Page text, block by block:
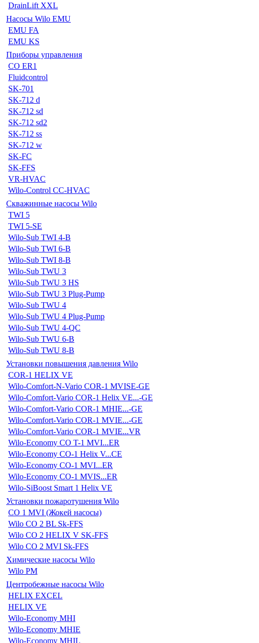
DrainLift XXL
Насосы Wilo EMU
EMU FA
EMU KS
Приборы управления
CO ER1
Fluidcontrol
SK-701
SK-712 d
SK-712 sd
SK-712 sd2
SK-712 ss
SK-712 w
SK-FC
SK-FFS
VR-HVAC
Wilo-Control CC-HVAC
Скважинные насосы Wilo
TWI 5
TWI 5-SE
Wilo-Sub TWI 4-B
Wilo-Sub TWI 6-B
Wilo-Sub TWI 8-B
Wilo-Sub TWU 3
Wilo-Sub TWU 3 HS
Wilo-Sub TWU 3 Plug-Pump
Wilo-Sub TWU 4
Wilo-Sub TWU 4 Plug-Pump
Wilo-Sub TWU 4-QC
Wilo-Sub TWU 6-B
Wilo-Sub TWU 8-B
Установки повышения давления Wilo
COR-1 HELIX VE
Wilo-Comfort-N-Vario COR-1 MVISE-GE
Wilo-Comfort-Vario COR-1 Helix VE...-GE
Wilo-Comfort-Vario COR-1 MHIE...-GE
Wilo-Comfort-Vario COR-1 MVIE...-GE
Wilo-Comfort-Vario COR-1 MVIE...VR
Wilo-Economy CO T-1 MVI...ER
Wilo-Economy CO-1 Helix V...CE
Wilo-Economy CO-1 MVI...ER
Wilo-Economy CO-1 MVIS...ER
Wilo-SiBoost Smart 1 Helix VE
Установки пожаротушения Wilo
CO 1 MVI (Жокей насосы)
Wilo CO 2 BL Sk-FFS
Wilo CO 2 HELIX V SK-FFS
Wilo CO 2 MVI Sk-FFS
Химические насосы Wilo
Wilo PM
Центробежные насосы Wilo
HELIX EXCEL
HELIX VE
Wilo-Economy MHI
Wilo-Economy MHIE
Wilo-Economy MHIL